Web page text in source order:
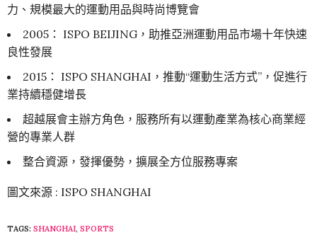
力、規模最大的運動用品與時尚博覽會
2005： ISPO BEIJING，助推亞洲運動用品市場十年快速
良性發展
2015： ISPO SHANGHAI，推動“運動生活方式”，促進行
業持續穩健增長
超越展會主辦方角色，服務所有以運動產業為核心商業經
營的專業人群
整合資源，發揮優勢，擴展全方位服務專案
圖文來源 : ISPO SHANGHAI
TAGS: SHANGHAI, SPORTS